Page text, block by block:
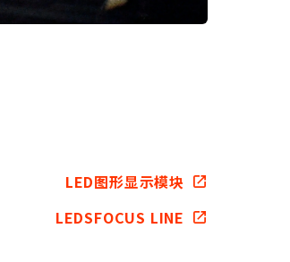
LED图形显示模块
LEDSFOCUS LINE